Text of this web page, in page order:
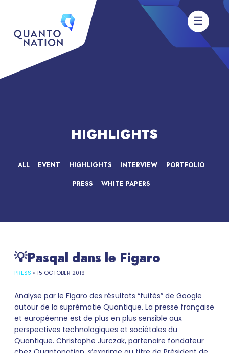
HIGHLIGHTS
ALL EVENT HIGHLIGHTS INTERVIEW PORTFOLIO
PRESS WHITE PAPERS
💡Pasqal dans le Figaro
PRESS • 15 OCTOBER 2019
Analyse par le Figaro des résultats “fuités” de Google
autour de la suprématie Quantique. La presse française
et européenne est de plus en plus sensible aux
perspectives technologiques et sociétales du
Quantique. Christophe Jurczak, partenaire fondateur